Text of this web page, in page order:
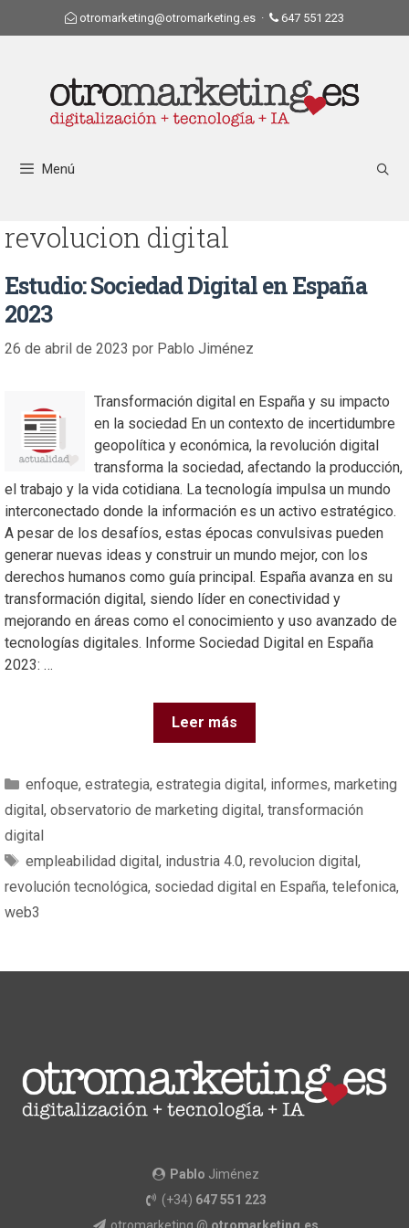
otromarketing@otromarketing.es · 647 551 223
Menú
revolucion digital
Estudio: Sociedad Digital en España
2023
26 de abril de 2023 por Pablo Jiménez
Transformación digital en España y su impacto
en la sociedad En un contexto de incertidumbre
geopolítica y económica, la revolución digital
transforma la sociedad, afectando la producción,
el trabajo y la vida cotidiana. La tecnología impulsa un mundo
interconectado donde la información es un activo estratégico.
A pesar de los desafíos, estas épocas convulsivas pueden
generar nuevas ideas y construir un mundo mejor, con los
derechos humanos como guía principal. España avanza en su
transformación digital, siendo líder en conectividad y
mejorando en áreas como el conocimiento y uso avanzado de
tecnologías digitales. Informe Sociedad Digital en España
2023: …
Leer más
enfoque, estrategia, estrategia digital, informes, marketing
digital, observatorio de marketing digital, transformación
digital
empleabilidad digital, industria 4.0, revolucion digital,
revolución tecnológica, sociedad digital en España, telefonica,
web3
Pablo Jiménez
(+34) 647 551 223
otromarketing @ otromarketing.es